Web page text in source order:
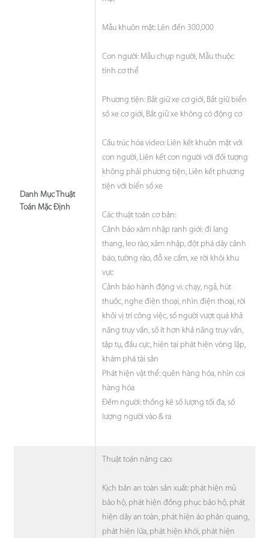
Danh Mục Thuật
Toán Mặc Định
Mẫu khuôn mặt: Lên đến 300,000
Con người: Mẫu chụp người, Mẫu thuộc
tính cơ thể
Phương tiện: Bắt giữ xe cơ giới, Bắt giữ biển
số xe cơ giới, Bắt giữ xe không có động cơ
Cấu trúc hóa video: Liên kết khuôn mặt với
con người, Liên kết con người với đối tượng
không phải phương tiện, Liên kết phương
tiện với biển số xe
Các thuật toán cơ bản:
Cảnh báo xâm nhập ranh giới: đi lang
thang, leo rào, xâm nhập, đột phá dây cảnh
báo, tường rào, đỗ xe cấm, xe rời khỏi khu
vực
Cảnh báo hành động vi: chạy, ngã, hút
thuốc, nghe điện thoại, nhìn điện thoại, rời
khỏi vị trí công việc, số người vượt quá khả
năng truy vấn, số ít hơn khả năng truy vấn,
tập tụ, đầu cực, hiện tại phát hiện vòng lặp,
khám phá tài sản
Phát hiện vật thể: quên hàng hóa, nhìn coi
hàng hóa
Đếm người: thống kê số lượng tối đa, số
lượng người vào & ra
Thuật toán nâng cao:
Kịch bản an toàn sản xuất: phát hiện mũ
bảo hộ, phát hiện đồng phục bảo hộ, phát
hiện dây an toàn, phát hiện áo phản quang,
phát hiện lửa, phát hiện khói, phát hiện